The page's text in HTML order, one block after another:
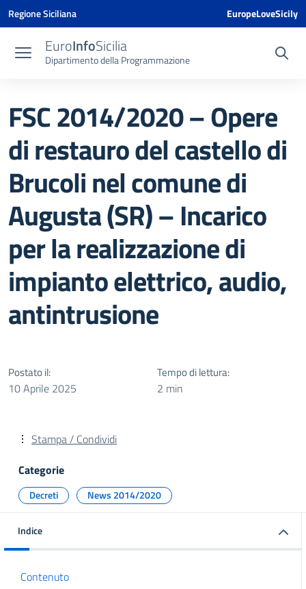
Vai ai contenuti
Vai al menu di navigazione
Vai al footer
Vai al banner delle Cookie Policy
Regione Siciliana EuropeLoveSicily
EuroInfoSicilia
Dipartimento della Programmazione
FSC 2014/2020 – Opere
di restauro del castello di
Brucoli nel comune di
Augusta (SR) – Incarico
per la realizzazione di
impianto elettrico, audio,
antintrusione
Postato il:
10 Aprile 2025
Tempo di lettura:
2 min
Stampa / Condividi
Categorie
Decreti News 2014/2020
Indice
Contenuto